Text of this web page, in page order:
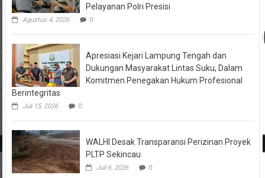
Pelayanan Polri Presisi
Agustus 4, 2026 0
Apresiasi Kejari Lampung Tengah dan
Dukungan Masyarakat Lintas Suku, Dalam
Komitmen Penegakan Hukum Profesional
Berintegritas
Juli 15, 2026 0
WALHI Desak Transparansi Perizinan Proyek
PLTP Sekincau
Juli 6, 2026 0